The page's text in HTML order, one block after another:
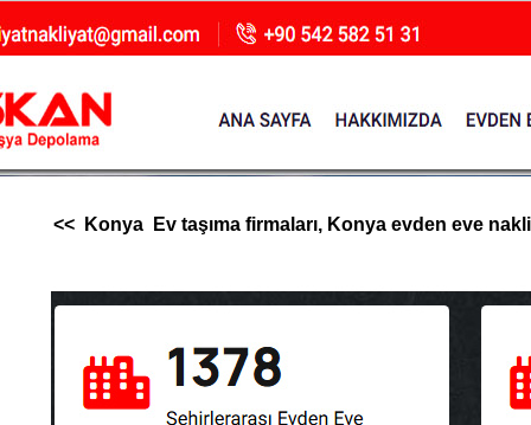
<< Konya Ev taşıma firmaları, Konya evden eve